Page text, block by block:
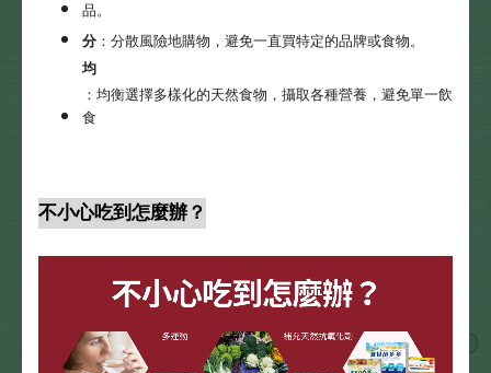
品。
分 ：分散風險地購物，避免一直買特定的品牌或食物。
均
：均衡選擇多樣化的天然食物，攝取各種營養，避免單一飲
食
不小心吃到怎麼辦？